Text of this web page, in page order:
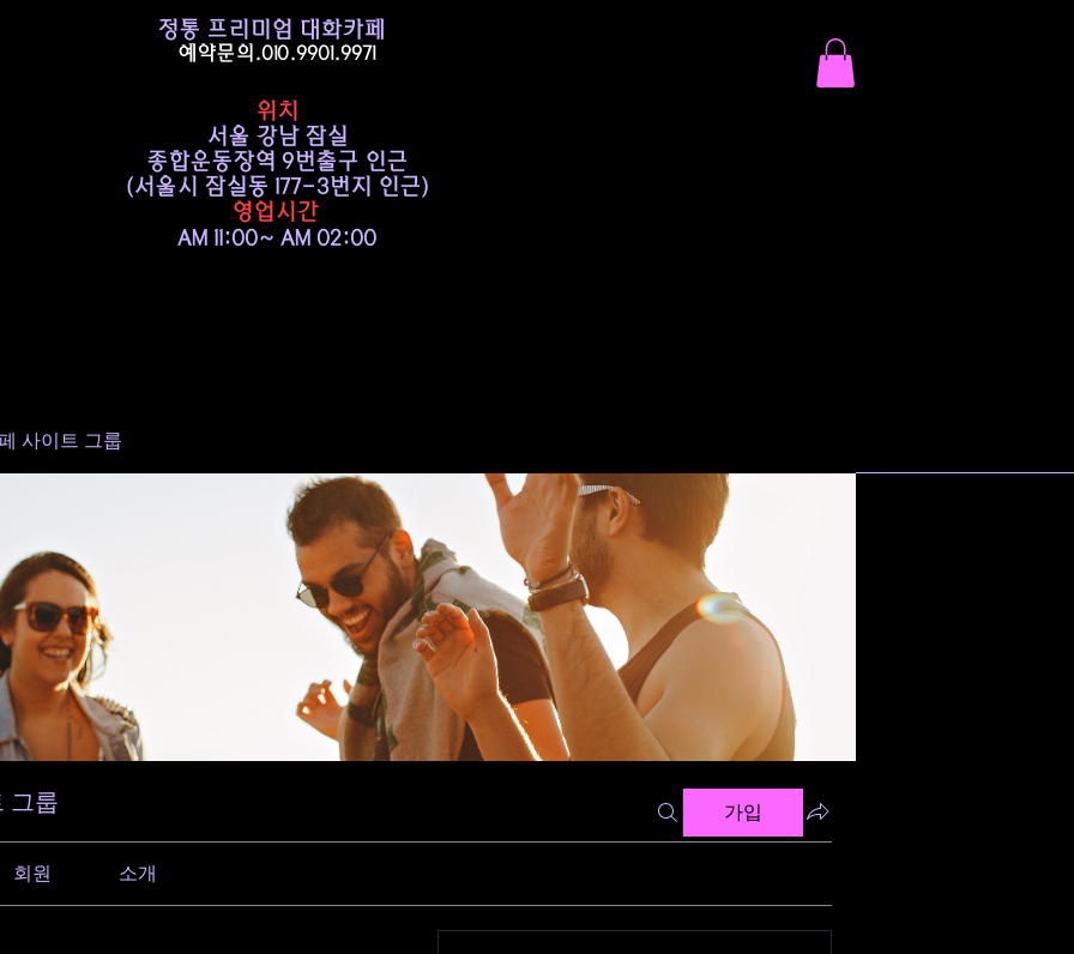
정통 프리미엄 대화카페
예약문의.010.9901.9971
위치
서울 강남 잠실
종합운동장역 9번출구 인근
​(서울시 잠실동 177-3번지 인근)
영업시간
AM 11:00~ AM 02:00
사이트 그룹
그룹 가입
회원 소개